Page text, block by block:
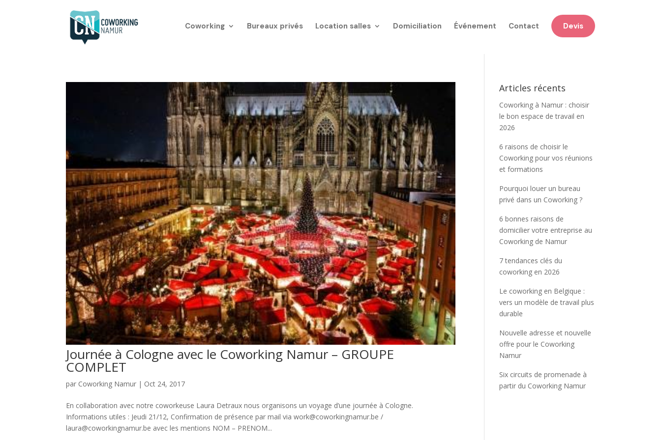
Coworking Bureaux privés Location salles Domiciliation Événement Contact Devis
Journée à Cologne avec le Coworking Namur – GROUPE
COMPLET
par Coworking Namur | Oct 24, 2017
En collaboration avec notre coworkeuse Laura Detraux nous organisons un voyage d’une journée à Cologne.
Informations utiles : Jeudi 21/12, Confirmation de présence par mail via work@coworkingnamur.be /
laura@coworkingnamur.be avec les mentions NOM – PRENOM...
Articles récents
Coworking à Namur : choisir
le bon espace de travail en
2026
6 raisons de choisir le
Coworking pour vos réunions
et formations
Pourquoi louer un bureau
privé dans un Coworking ?
6 bonnes raisons de
domicilier votre entreprise au
Coworking de Namur
7 tendances clés du
coworking en 2026
Le coworking en Belgique :
vers un modèle de travail plus
durable
Nouvelle adresse et nouvelle
offre pour le Coworking
Namur
Six circuits de promenade à
partir du Coworking Namur